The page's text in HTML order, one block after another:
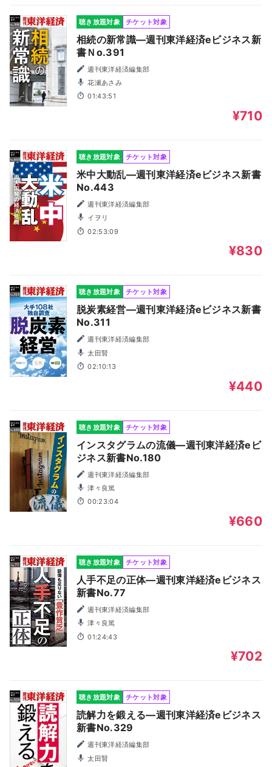
聴き放題対象 チケット対象
相続の新常識―週刊東洋経済eビジネス新
書Ｎo.391
週刊東洋経済編集部
花瀬あさみ
01:43:51
¥710
聴き放題対象 チケット対象
米中大動乱―週刊東洋経済eビジネス新書
No.443
週刊東洋経済編集部
イヲリ
02:53:09
¥830
聴き放題対象 チケット対象
脱炭素経営―週刊東洋経済eビジネス新書
No.311
週刊東洋経済編集部
太田賢
02:10:13
¥440
聴き放題対象 チケット対象
インスタグラムの流儀―週刊東洋経済eビ
ジネス新書No.180
週刊東洋経済編集部
津々良篤
00:23:04
¥660
聴き放題対象 チケット対象
人手不足の正体―週刊東洋経済eビジネス
新書No.77
週刊東洋経済編集部
津々良篤
01:24:43
¥702
聴き放題対象 チケット対象
読解力を鍛える―週刊東洋経済eビジネス
新書No.329
週刊東洋経済編集部
太田賢